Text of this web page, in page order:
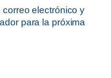
electrónico y
para la próxima